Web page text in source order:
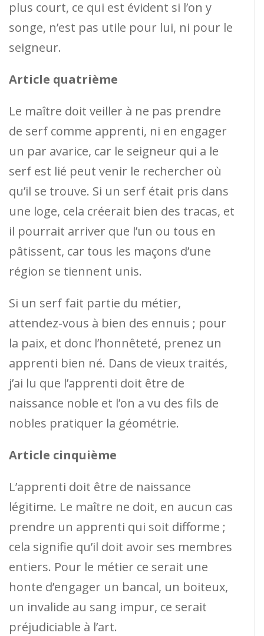
plus court, ce qui est évident si l’on y
songe, n’est pas utile pour lui, ni pour le
seigneur.
Article quatrième
Le maître doit veiller à ne pas prendre
de serf comme apprenti, ni en engager
un par avarice, car le seigneur qui a le
serf est lié peut venir le rechercher où
qu’il se trouve. Si un serf était pris dans
une loge, cela créerait bien des tracas, et
il pourrait arriver que l’un ou tous en
pâtissent, car tous les maçons d’une
région se tiennent unis.
Si un serf fait partie du métier,
attendez-vous à bien des ennuis ; pour
la paix, et donc l’honnêteté, prenez un
apprenti bien né. Dans de vieux traités,
j’ai lu que l’apprenti doit être de
naissance noble et l’on a vu des fils de
nobles pratiquer la géométrie.
Article cinquième
L’apprenti doit être de naissance
légitime. Le maître ne doit, en aucun cas
prendre un apprenti qui soit difforme ;
cela signifie qu’il doit avoir ses membres
entiers. Pour le métier ce serait une
honte d’engager un bancal, un boiteux,
un invalide au sang impur, ce serait
préjudiciable à l’art.